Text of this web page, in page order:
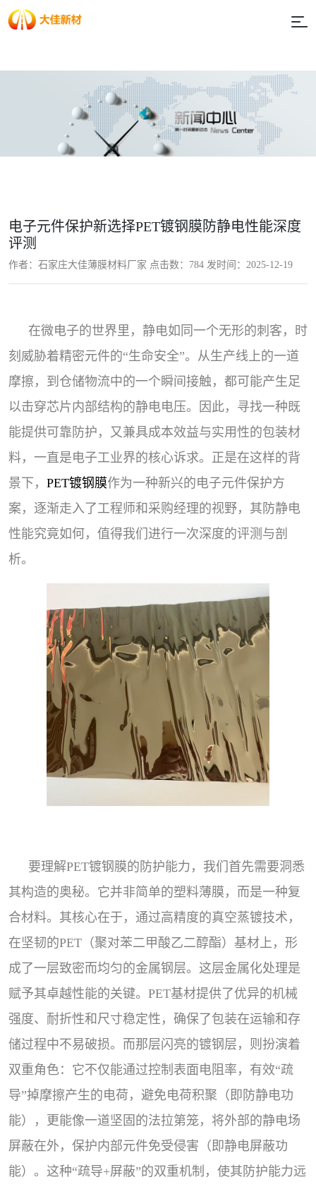
电子元件保护新选择PET镀钢膜防静电性能深度
评测
作者：石家庄大佳薄膜材料厂家 点击数： 784 发时间：2025-12-19
在微电子的世界里，静电如同一个无形的刺客，时
刻威胁着精密元件的“生命安全”。从生产线上的一道
摩擦，到仓储物流中的一个瞬间接触，都可能产生足
以击穿芯片内部结构的静电电压。因此，寻找一种既
能提供可靠防护，又兼具成本效益与实用性的包装材
料，一直是电子工业界的核心诉求。正是在这样的背
景下， PET镀钢膜作为一种新兴的电子元件保护方
案，逐渐走入了工程师和采购经理的视野，其防静电
性能究竟如何，值得我们进行一次深度的评测与剖
析。
要理解PET镀钢膜的防护能力，我们首先需要洞悉
其构造的奥秘。它并非简单的塑料薄膜，而是一种复
合材料。其核心在于，通过高精度的真空蒸镀技术，
在坚韧的PET（聚对苯二甲酸乙二醇酯）基材上，形
成了一层致密而均匀的金属钢层。这层金属化处理是
赋予其卓越性能的关键。PET基材提供了优异的机械
强度、耐折性和尺寸稳定性，确保了包装在运输和存
储过程中不易破损。而那层闪亮的镀钢层，则扮演着
双重角色：它不仅能通过控制表面电阻率，有效“疏
导”掉摩擦产生的电荷，避免电荷积聚（即防静电功
能），更能像一道坚固的法拉第笼，将外部的静电场
屏蔽在外，保护内部元件免受侵害（即静电屏蔽功
能）。这种“疏导+屏蔽”的双重机制，使其防护能力远